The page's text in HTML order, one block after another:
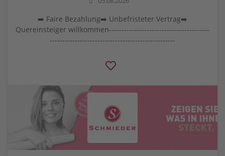
➡️ Faire Bezahlung➡️ Unbefristeter Vertrag➡️
Quereinsteiger willkommen----------------------------------------
--------------------------------------------------